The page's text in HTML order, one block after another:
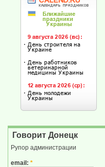
Говорит Донецк
Рупор администрации
email: *